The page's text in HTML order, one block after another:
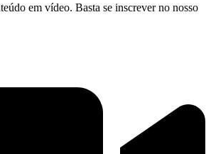
em vídeo. Basta se inscrever no nosso